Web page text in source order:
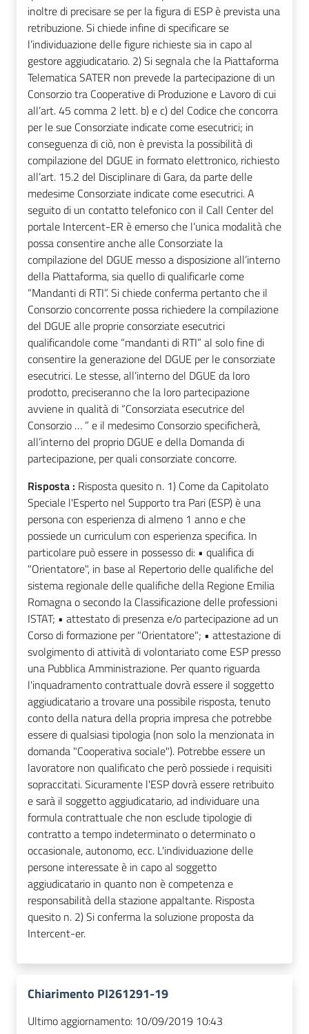
inoltre di precisare se per la figura di ESP è prevista una
retribuzione. Si chiede infine di specificare se
l’individuazione delle figure richieste sia in capo al
gestore aggiudicatario. 2) Si segnala che la Piattaforma
Telematica SATER non prevede la partecipazione di un
Consorzio tra Cooperative di Produzione e Lavoro di cui
all’art. 45 comma 2 lett. b) e c) del Codice che concorra
per le sue Consorziate indicate come esecutrici; in
conseguenza di ciò, non è prevista la possibilità di
compilazione del DGUE in formato elettronico, richiesto
all’art. 15.2 del Disciplinare di Gara, da parte delle
medesime Consorziate indicate come esecutrici. A
seguito di un contatto telefonico con il Call Center del
portale Intercent-ER è emerso che l’unica modalità che
possa consentire anche alle Consorziate la
compilazione del DGUE messo a disposizione all’interno
della Piattaforma, sia quello di qualificarle come
“Mandanti di RTI”. Si chiede conferma pertanto che il
Consorzio concorrente possa richiedere la compilazione
del DGUE alle proprie consorziate esecutrici
qualificandole come “mandanti di RTI” al solo fine di
consentire la generazione del DGUE per le consorziate
esecutrici. Le stesse, all’interno del DGUE da loro
prodotto, preciseranno che la loro partecipazione
avviene in qualità di “Consorziata esecutrice del
Consorzio … ” e il medesimo Consorzio specificherà,
all’interno del proprio DGUE e della Domanda di
partecipazione, per quali consorziate concorre.
Risposta : Risposta quesito n. 1) Come da Capitolato
Speciale l'Esperto nel Supporto tra Pari (ESP) è una
persona con esperienza di almeno 1 anno e che
possiede un curriculum con esperienza specifica. In
particolare può essere in possesso di: • qualifica di
"Orientatore", in base al Repertorio delle qualifiche del
sistema regionale delle qualifiche della Regione Emilia
Romagna o secondo la Classificazione delle professioni
ISTAT; • attestato di presenza e/o partecipazione ad un
Corso di formazione per "Orientatore"; • attestazione di
svolgimento di attività di volontariato come ESP presso
una Pubblica Amministrazione. Per quanto riguarda
l'inquadramento contrattuale dovrà essere il soggetto
aggiudicatario a trovare una possibile risposta, tenuto
conto della natura della propria impresa che potrebbe
essere di qualsiasi tipologia (non solo la menzionata in
domanda "Cooperativa sociale"). Potrebbe essere un
lavoratore non qualificato che però possiede i requisiti
sopraccitati. Sicuramente l'ESP dovrà essere retribuito
e sarà il soggetto aggiudicatario, ad individuare una
formula contrattuale che non esclude tipologie di
contratto a tempo indeterminato o determinato o
occasionale, autonomo, ecc. L'individuazione delle
persone interessate è in capo al soggetto
aggiudicatario in quanto non è competenza e
responsabilità della stazione appaltante. Risposta
quesito n. 2) Si conferma la soluzione proposta da
Intercent-er.
Chiarimento PI261291-19
Ultimo aggiornamento: 10/09/2019 10:43